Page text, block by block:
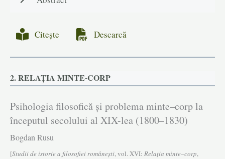
Citește Descarcă
2. RELAȚIA MINTE-CORP
Psihologia filosofică și problema minte–corp la
începutul secolului al XIX-lea (1800–1830)
Bogdan Rusu
[Studii de istorie a filosofiei româneşti, vol. XVI: Relația minte–corp,